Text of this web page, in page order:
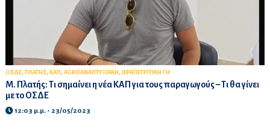
ΟΣΔΕ, ΠΛΑΤΗΣ, ΚΑΠ , AGROΑΝΑΠΤΥΞΙΑΚΗ , ΙΕΡΑΠΕΤΡΙΤΙΚΗ ΓΗ
Μ. Πλατής: Τι σημαίνει η νέα ΚΑΠ για τους παραγωγούς – Τι θα γίνει
με το ΟΣΔΕ
12:03 μ.μ. - 23/05/2023